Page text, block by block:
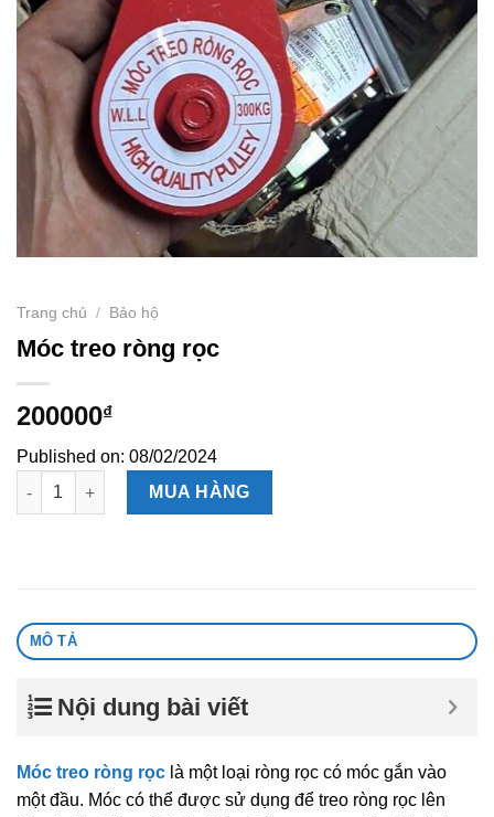
Trang chủ / Bảo hộ
Móc treo ròng rọc
200000₫
Published on: 08/02/2024
Móc treo ròng rọc số lượng
MUA HÀNG
MÔ TẢ
Nội dung bài viết
Móc treo ròng rọc là một loại ròng rọc có móc gắn vào
một đầu. Móc có thể được sử dụng để treo ròng rọc lên